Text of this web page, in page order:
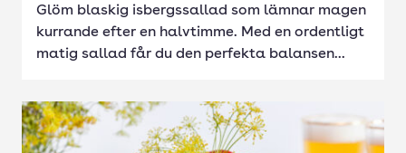
Glöm blaskig isbergssallad som lämnar magen
kurrande efter en halvtimme. Med en ordentligt
matig sallad får du den perfekta balansen...